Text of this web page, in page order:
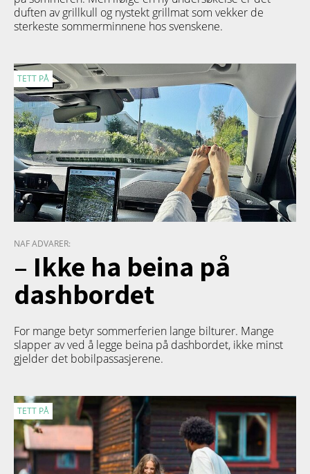
duften av grillkull og nystekt grillmat som vekker de
sterkeste sommerminnene hos svenskene.
TETT PÅ
NAF ADVARER:
– Ikke ha beina på
dashbordet
For mange betyr sommerferien lange bilturer. Mange
slapper av ved å legge beina på dashbordet, ikke minst
gjelder det bobilpassasjerene.
TETT PÅ